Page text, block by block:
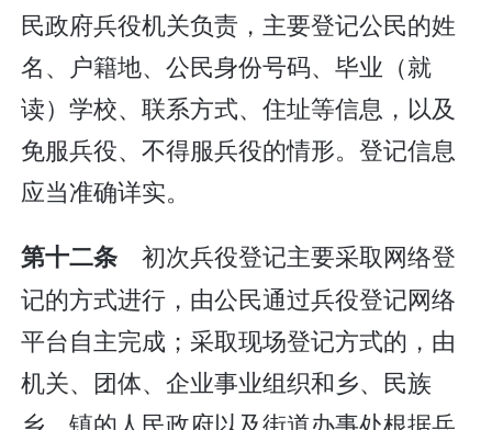
民政府兵役机关负责，主要登记公民的姓
名、户籍地、公民身份号码、毕业（就
读）学校、联系方式、住址等信息，以及
免服兵役、不得服兵役的情形。登记信息
应当准确详实。
第十二条初次兵役登记主要采取网络登
记的方式进行，由公民通过兵役登记网络
平台自主完成；采取现场登记方式的，由
机关、团体、企业事业组织和乡、民族